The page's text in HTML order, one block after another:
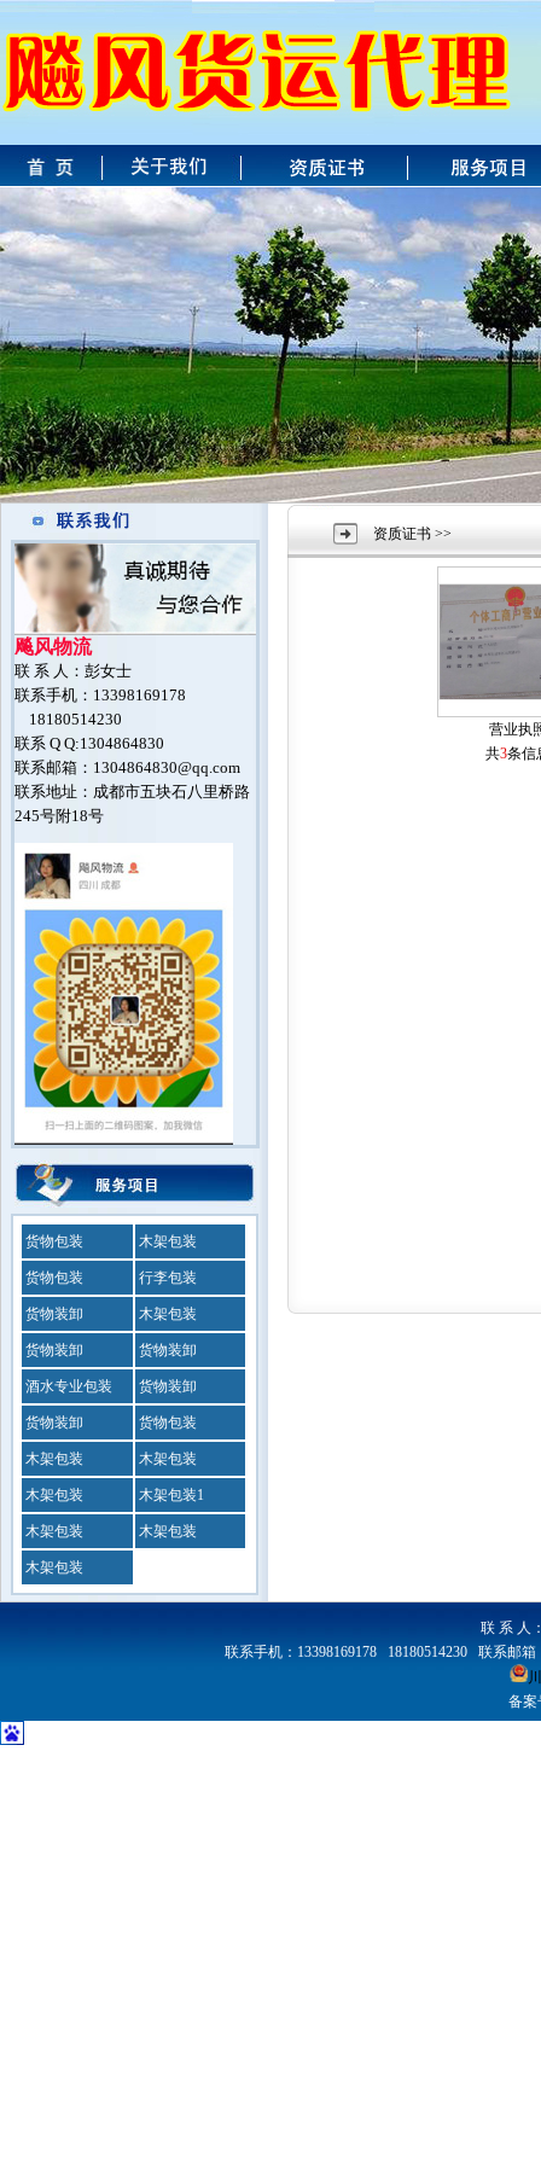
飚风物流
联 系 人：彭女士
联系手机：13398169178
18180514230
联系 Q Q:1304864830
联系邮箱：1304864830@qq.com
联系地址：成都市五块石八里桥路
245号附18号
货物包装 木架包装
货物包装 行李包装
货物装卸 木架包装
货物装卸 货物装卸
酒水专业包装 货物装卸
货物装卸 货物包装
木架包装 木架包装
木架包装 木架包装1
木架包装 木架包装
木架包装
资质证书 >>
营业执
共3条信
联 系 人
联系手机：13398169178 18180514230 联系邮
备案